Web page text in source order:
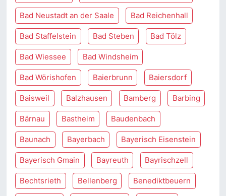
Bad Neustadt an der Saale Bad Reichenhall
Bad Staffelstein Bad Steben Bad Tölz
Bad Wiessee Bad Windsheim
Bad Wörishofen Baierbrunn Baiersdorf
Baisweil Balzhausen Bamberg Barbing
Bärnau Bastheim Baudenbach
Baunach Bayerbach Bayerisch Eisenstein
Bayerisch Gmain Bayreuth Bayrischzell
Bechtsrieth Bellenberg Benediktbeuern